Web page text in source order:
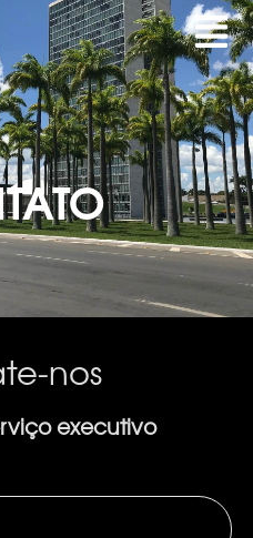
nos
executivo